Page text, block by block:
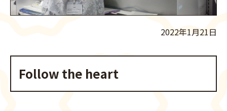
2022年1月21日
Follow the heart